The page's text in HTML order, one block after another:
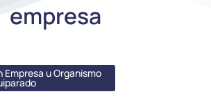
empresa
Empresa u Organismo